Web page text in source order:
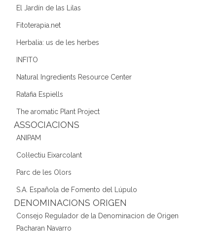
El Jardín de las Lilas
Fitoterapia.net
Herbalia: us de les herbes
INFITO
Natural Ingredients Resource Center
Ratafia Espiells
The aromatic Plant Project
ASSOCIACIONS
ANIPAM
Col·lectiu Eixarcolant
Parc de les Olors
S.A. Española de Fomento del Lúpulo
DENOMINACIONS ORIGEN
Consejo Regulador de la Denominacion de Origen
Pacharan Navarro